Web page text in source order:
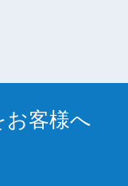
お客様へ